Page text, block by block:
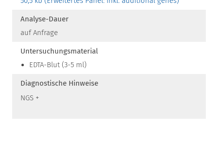
Analyse-Dauer
auf Anfrage
Untersuchungsmaterial
EDTA-Blut (3-5 ml)
Diagnostische Hinweise
NGS +